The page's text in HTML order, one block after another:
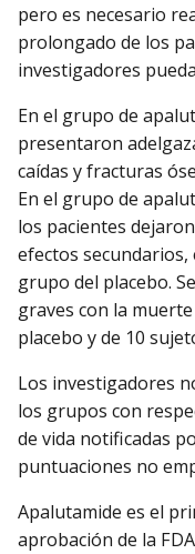
pero es necesario
prolongado de los
investigadores
En el grupo de
presentaron
caídas y fracturas
En el grupo de
los pacientes
efectos secundarios,
grupo del placebo.
graves con la
placebo y de 10
Los investigadores
los grupos con
de vida notificadas
puntuaciones no
Apalutamide es el
aprobación de la